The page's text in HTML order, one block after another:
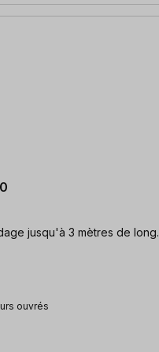
jusqu'à 3 mètres de long.
ouvrés